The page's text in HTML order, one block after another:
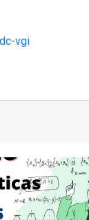
vgi